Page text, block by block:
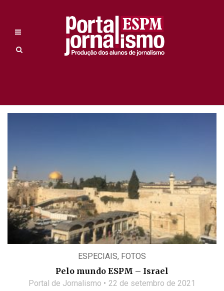
ESPECIAIS, FOTOS
Pelo mundo ESPM – Israel
Portal de Jornalismo 22 de setembro de 2021